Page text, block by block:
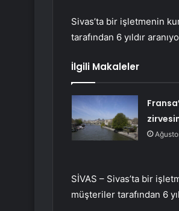
Sivas’ta bir işletmenin
tarafından 6 yıldır
İlgili Makaleler
SİVAS – Sivas’ta bir
müşteriler tarafından 6